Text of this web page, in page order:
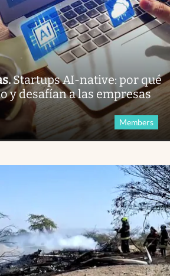
.Startups AI-native: por qué
y desafían a las empresas
Members